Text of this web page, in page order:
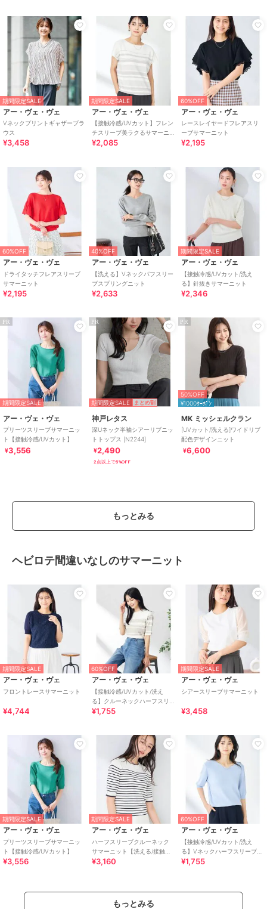
期間限定SALE
アー・ヴェ・ヴェ
Vネックプリントギャザーブラ
ウス
¥3,458
期間限定SALE
アー・ヴェ・ヴェ
【接触冷感/UVカット】フレン
チスリーブ美ラクるサマーニ
ット
¥2,085
60%OFF
アー・ヴェ・ヴェ
レースレイヤードフレアスリ
ーブサマーニット
¥2,195
60%OFF
アー・ヴェ・ヴェ
ドライタッチフレアスリーブ
サマーニット
¥2,195
40%OFF
アー・ヴェ・ヴェ
【洗える】Vネックパフスリー
ブスプリングニット
¥2,633
期間限定SALE
アー・ヴェ・ヴェ
【接触冷感/UVカット/洗え
る】針抜きサマーニット
¥2,346
PR
期間限定SALE
アー・ヴェ・ヴェ
プリーツスリーブサマーニッ
ト【接触冷感/UVカット】
¥3,556
PR
期間限定SALE まとめ割
神戸レタス
深Uネック半袖シアーリブニッ
トトップス [N2244]
¥2,490
2点以上で5%OFF
PR
50%OFF
¥1000ｸｰﾎﾟﾝ
MK ミッシェルクラン
[UVカット/洗える]ワイドリブ
配色デザインニット
¥6,600
もっとみる
ヘビロテ間違いなしのサマーニット
期間限定SALE
アー・ヴェ・ヴェ
フロントレースサマーニット
¥4,744
60%OFF
アー・ヴェ・ヴェ
【接触冷感/UVカット/洗え
る】クルーネックハーフスリ
ーブ美ラクるサマーニット
¥1,755
期間限定SALE
アー・ヴェ・ヴェ
シアースリーブサマーニット
¥3,458
期間限定SALE
アー・ヴェ・ヴェ
プリーツスリーブサマーニッ
ト【接触冷感/UVカット】
¥3,556
期間限定SALE
アー・ヴェ・ヴェ
ハーフスリーブクルーネック
サマーニット【洗える/接触冷
感/UVカット】
¥3,160
60%OFF
アー・ヴェ・ヴェ
【接触冷感/UVカット/洗え
る】Vネックハーフスリーブ美
ラクるサマーニット
¥1,755
もっとみる